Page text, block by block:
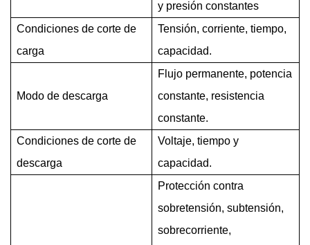
y presión constantes
Condiciones de corte de
carga
Tensión, corriente, tiempo,
capacidad.
Modo de descarga
Flujo permanente, potencia
constante, resistencia
constante.
Condiciones de corte de
descarga
Voltaje, tiempo y
capacidad.
Protección contra
sobretensión, subtensión,
sobrecorriente,